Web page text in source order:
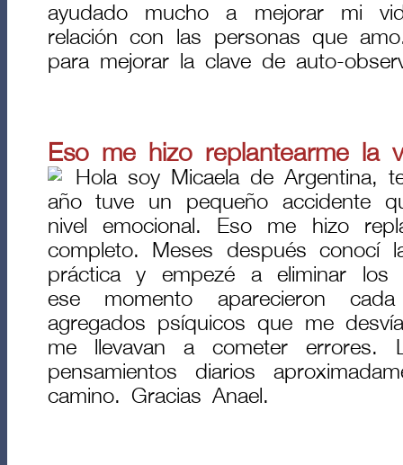
ayudado mucho a mejorar mi
relación con las personas que
para mejorar la clave de auto-
Eso me hizo replantearme la
Hola soy Micaela de Argentina,
año tuve un pequeño accidente
nivel emocional. Eso me hizo
completo. Meses después conocí
práctica y empezé a eliminar los
ese momento aparecieron
agregados psíquicos que me
me llevavan a cometer errores.
pensamientos diarios
camino. Gracias Anael.